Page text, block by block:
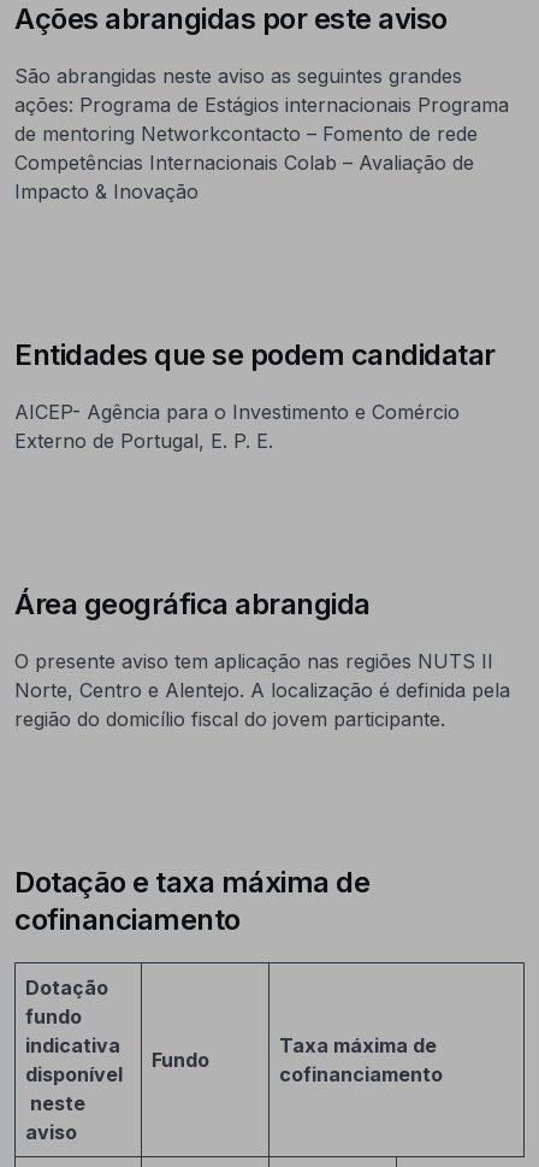
Ações abrangidas por este aviso
São abrangidas neste aviso as seguintes grandes
ações: Programa de Estágios internacionais Programa
de mentoring Networkcontacto – Fomento de rede
Competências Internacionais Colab – Avaliação de
Impacto & Inovação
Entidades que se podem candidatar
AICEP- Agência para o Investimento e Comércio
Externo de Portugal, E. P. E.
Área geográfica abrangida
O presente aviso tem aplicação nas regiões NUTS II
Norte, Centro e Alentejo. A localização é definida pela
região do domicílio fiscal do jovem participante.
Dotação e taxa máxima de
cofinanciamento
Dotação
fundo
indicativa
disponível
neste
aviso
Fundo
Taxa máxima de
cofinanciamento